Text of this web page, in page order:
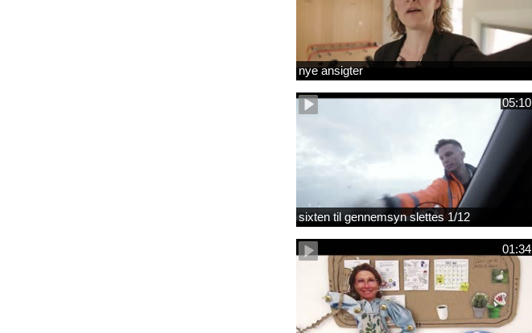
nye ansigter
05:10
sixten til gennemsyn slettes 1/12
01:34